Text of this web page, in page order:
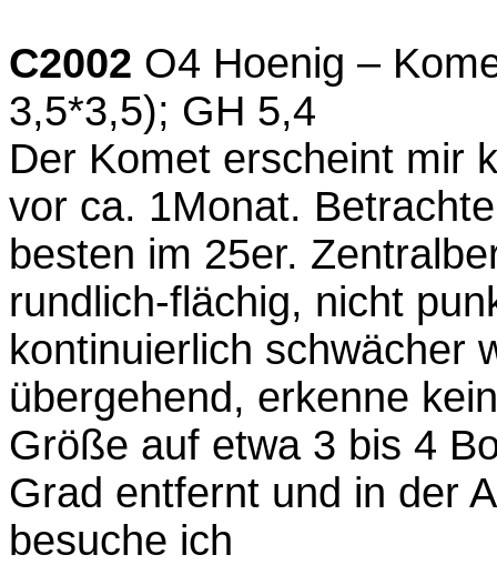
C2002 O4 Hoenig –
3,5*3,5); GH 5,4
Der Komet erscheint mir
vor ca. 1Monat.
besten im 25er.
rundlich-flächig, nicht
kontinuierlich schwächer
übergehend, erkenne
Größe auf etwa 3 bis 4
Grad entfernt und in der
besuche ich